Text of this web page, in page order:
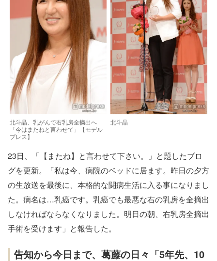
北斗晶、乳がんで右乳房全摘出へ
「今はまたねと言わせて」【モデル
プレス】
北斗晶
23日、「【またね】と言わせて下さい。」と題したブロ
グを更新。「私は今、病院のベッドに居ます。昨日の夕方
の生放送を最後に、本格的な闘病生活に入る事になりまし
た。病名は…乳癌です。乳癌でも最悪な右の乳房を全摘出
しなければならなくなりました。明日の朝、右乳房全摘出
手術を受けます」と報告した。
告知から今日まで、葛藤の日々「5年先、10